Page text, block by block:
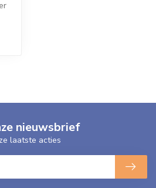
nieuwsbrief
laatste acties